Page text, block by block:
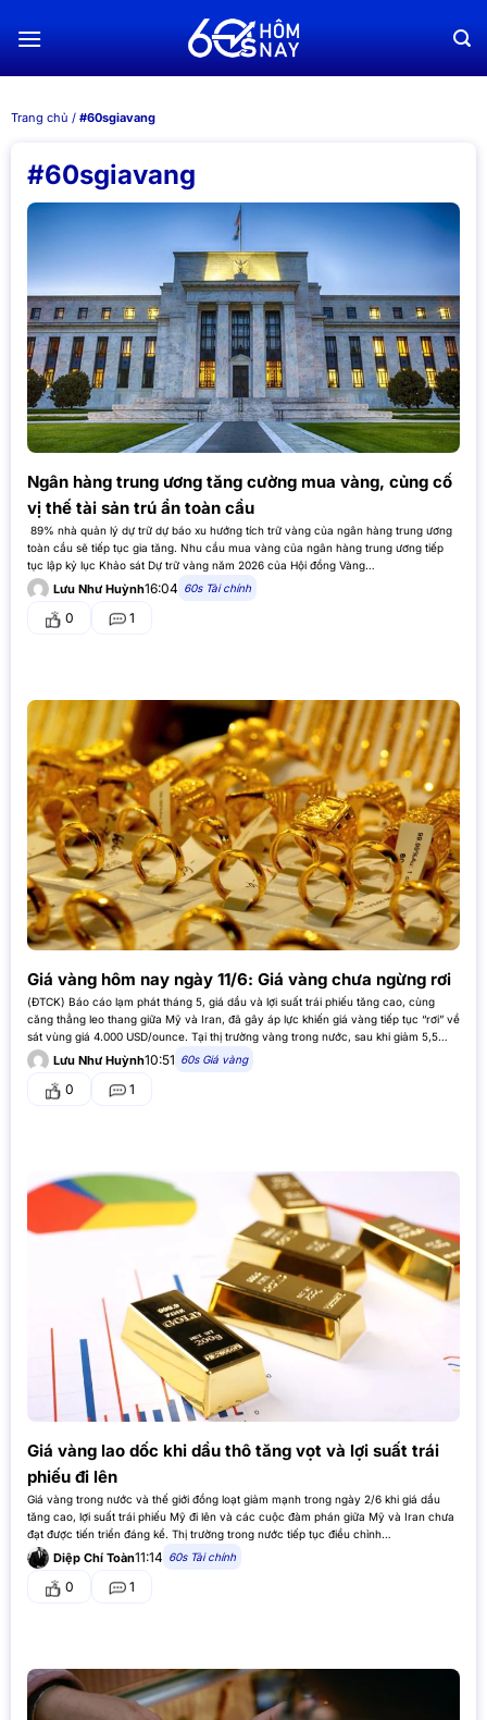
đến
Trang chủ / #60sgiavang
#60sgiavang
Ngân hàng trung ương tăng cường mua vàng, củng cố
vị thế tài sản trú ẩn toàn cầu
89% nhà quản lý dự trữ dự báo xu hướng tích trữ vàng của ngân hàng trung ương
toàn cầu sẽ tiếp tục gia tăng. Nhu cầu mua vàng của ngân hàng trung ương tiếp
tục lập kỷ lục Khảo sát Dự trữ vàng năm 2026 của Hội đồng Vàng…
Lưu Như Huỳnh16:04 60s Tài chính
0 1
Giá vàng hôm nay ngày 11/6: Giá vàng chưa ngừng rơi
(ĐTCK) Báo cáo lạm phát tháng 5, giá dầu và lợi suất trái phiếu tăng cao, cùng
căng thẳng leo thang giữa Mỹ và Iran, đã gây áp lực khiến giá vàng tiếp tục “rơi” về
sát vùng giá 4.000 USD/ounce. Tại thị trường vàng trong nước, sau khi giảm 5,5…
Lưu Như Huỳnh10:51 60s Giá vàng
0 1
Giá vàng lao dốc khi dầu thô tăng vọt và lợi suất trái
phiếu đi lên
Giá vàng trong nước và thế giới đồng loạt giảm mạnh trong ngày 2/6 khi giá dầu
tăng cao, lợi suất trái phiếu Mỹ đi lên và các cuộc đàm phán giữa Mỹ và Iran chưa
đạt được tiến triển đáng kể. Thị trường trong nước tiếp tục điều chỉnh…
Diệp Chí Toàn11:14 60s Tài chính
0 1